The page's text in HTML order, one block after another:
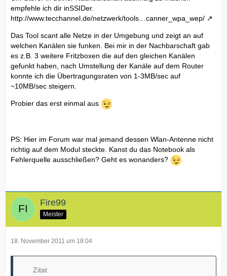
empfehle ich dir inSSIDer.
http://www.tecchannel.de/netzwerk/tools…canner_wpa_wep/
Das Tool scant alle Netze in der Umgebung und zeigt an auf
welchen Kanälen sie funken. Bei mir in der Nachbarschaft gab
es z.B. 3 weitere Fritzboxen die auf den gleichen Kanälen
gefunkt haben, nach Umstellung der Kanäle auf dem Router
konnte ich die Übertragungsraten von 1-3MB/sec auf
~10MB/sec steigern.
Probier das erst einmal aus
PS: Hier im Forum war mal jemand dessen Wlan-Antenne nicht
richtig auf dem Modul steckte. Kanst du das Notebook als
Fehlerquelle ausschließen? Geht es wonanders?
Fire99
Meister
18. November 2011 um 18:04
Zitat